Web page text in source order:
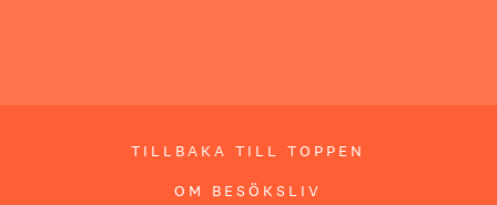
TILLBAKA TILL TOPPEN
OM BESÖKSLIV